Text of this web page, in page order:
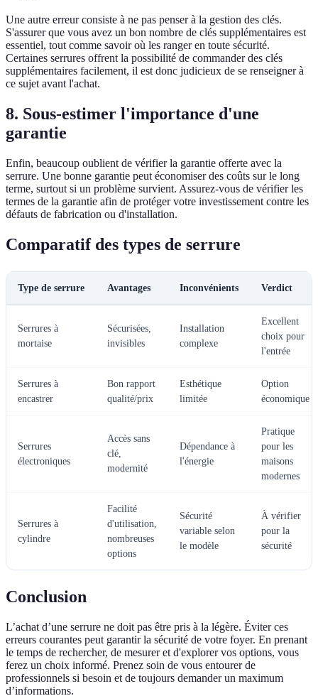
Une autre erreur consiste à ne pas penser à la gestion des clés.
S'assurer que vous avez un bon nombre de clés supplémentaires est
essentiel, tout comme savoir où les ranger en toute sécurité.
Certaines serrures offrent la possibilité de commander des clés
supplémentaires facilement, il est donc judicieux de se renseigner à
ce sujet avant l'achat.
8. Sous-estimer l'importance d'une
garantie
Enfin, beaucoup oublient de vérifier la garantie offerte avec la
serrure. Une bonne garantie peut économiser des coûts sur le long
terme, surtout si un problème survient. Assurez-vous de vérifier les
termes de la garantie afin de protéger votre investissement contre les
défauts de fabrication ou d'installation.
Comparatif des types de serrure
Type de serrure Avantages Inconvénients Verdict
Serrures à
mortaise
Sécurisées,
invisibles
Installation
complexe
Excellent
choix pour
l'entrée
Serrures à
encastrer
Bon rapport
qualité/prix
Esthétique
limitée
Option
économique
Serrures
électroniques
Accès sans
clé,
modernité
Dépendance à
l'énergie
Pratique
pour les
maisons
modernes
Serrures à
cylindre
Facilité
d'utilisation,
nombreuses
options
Sécurité
variable selon
le modèle
À vérifier
pour la
sécurité
Conclusion
L’achat d’une serrure ne doit pas être pris à la légère. Éviter ces
erreurs courantes peut garantir la sécurité de votre foyer. En prenant
le temps de rechercher, de mesurer et d'explorer vos options, vous
ferez un choix informé. Prenez soin de vous entourer de
professionnels si besoin et de toujours demander un maximum
d’informations.